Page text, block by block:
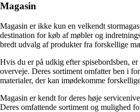
Magasin
Magasin er ikke kun en velkendt
destination for køb af møbler og
bredt udvalg af produkter fra forskellige
Hvis du er på udkig efter spisebordsben, er
overveje. Deres sortiment omfatter ben i
materialer, der kan imødekomme
Magasin er kendt for deres høje
Deres omfattende sortiment og mulighed